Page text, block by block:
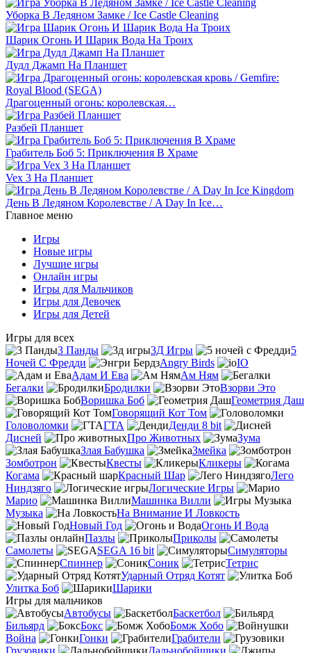
Уборка В Ледяном Замке / Ice Castle Cleaning
Шарик Огонь И Шарик Вода На Троих
Дудл Джамп На Планшет
Драгоценный огонь: королевская…
Разбей Планшет
Грабитель Боб 5: Приключения В Храме
Vex 3 На Планшет
День В Ледяном Королевстве / A Day In Ice…
Главное меню
Игры
Новые игры
Лучшие игры
Онлайн игры
Игры для Мальчиков
Игры для Девочек
Игры для Детей
Игры для всех
3 Панды
3Д Игры
5
Ночей С Фредди
Angry Birds
IO
Адам И Ева
Ам Ням
Бегалки
Бродилки
Взорви Это
Воришка Боб
Геометрия Даш
Говорящий Кот Том
Головоломки
ГТА
Денди 8 bit
Дисней
Про Животных
Зума
Злая Бабушка
Змейка
Зомботрон
Квесты
Кликеры
Когама
Красный Шар
Лего
Ниндзяго
Логические Игры
Марио
Машинка Вилли
Музыка
На Внимание И Ловкость
Новый Год
Огонь И Вода
Пазлы
Приколы
Самолеты
SEGA 16 bit
Симуляторы
Спиннер
Соник
Тетрис
Ударный Отряд Котят
Улитка Боб
Шарики
Игры для мальчиков
Автобусы
Баскетбол
Бильярд
Бокс
Бомж Хобо
Война
Гонки
Грабители
Грузовики
Дальнобойщики